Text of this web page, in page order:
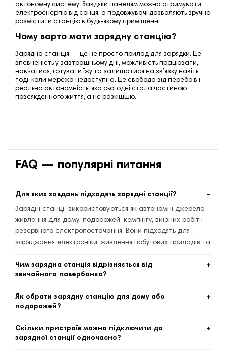
автономну систему. Завдяки панелям можна отримувати
електроенергію від сонця, а подовжувачі дозволяють зручно
розмістити станцію в будь-якому приміщенні.
Чому варто мати зарядну станцію?
Зарядна станція — це не просто прилад для зарядки. Це
впевненість у завтрашньому дні, можливість працювати,
навчатися, готувати їжу та залишатися на зв’язку навіть
тоді, коли мережа недоступна. Це свобода від перебоїв і
реальна автономність, яка сьогодні стала частиною
повсякденного життя, а не розкішшю.
FAQ — популярні питання
Для яких завдань підходять зарядні станції?
Зарядні станції використовуються як автономні джерела
живлення для дому, подорожей, кемпінгу, виїзних робіт і
резервного електропостачання. Вони підходять для
заряджання електроніки, живлення побутових приладів та
Чим зарядна станція відрізняється від
звичайного павербанка?
мають значно більшу ємність і потужність, оснащені
різними типами виходів та можуть живити не лише
Як обрати зарядну станцію для дому або
подорожей?
акумулятора, вихідну потужність, типи роз’ємів та вагу
пристрою. Для подорожей зазвичай обирають компактні
Скільки пристроїв можна підключити до
зарядної станції одночасно?